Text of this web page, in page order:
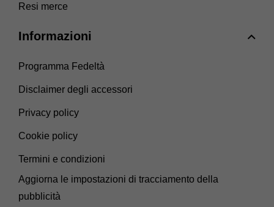
Resi merce
Informazioni
Programma Fedeltà
Disclaimer degli accessori
Privacy policy
Cookie policy
Termini e condizioni
Aggiorna le impostazioni di tracciamento della
pubblicità